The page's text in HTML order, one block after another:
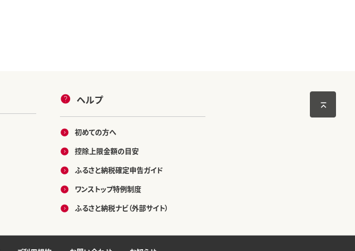
ヘルプ
初めての方へ
控除上限金額の目安
ふるさと納税確定申告ガイド
ワンストップ特例制度
ふるさと納税ナビ（外部サイト）